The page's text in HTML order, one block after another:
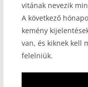
vitának nevezik
A következő
kemény
van, és kiknek kell
felelniük.